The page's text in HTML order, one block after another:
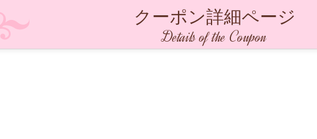
クーポン詳細ページ
Details of the Coupon